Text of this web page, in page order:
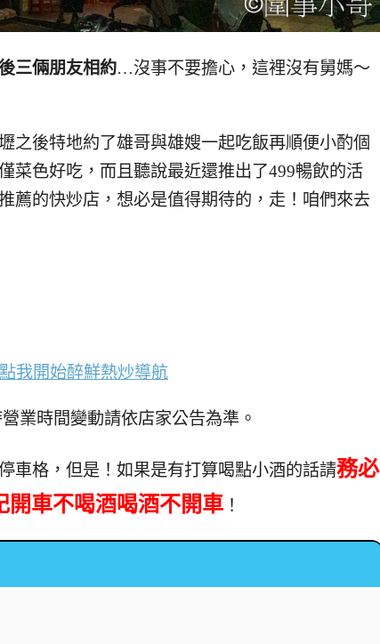
三倆朋友相約…沒事不要擔心，這裡沒有舅媽～
之後特地約了雄哥與雄嫂一起吃飯再順便小酌個
菜色好吃，而且聽說最近還推出了499暢飲的活
薦的快炒店，想必是值得期待的，走！咱們來去
我開始醉鮮熱炒導航
業時間變動請依店家公告為準。
車格，但是！如果是有打算喝點小酒的話請務必
開車不喝酒喝酒不開車 ！